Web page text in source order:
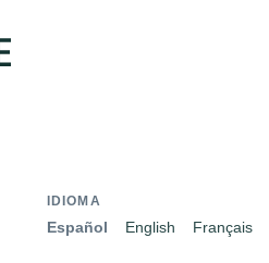
IDIOMA
Español English Français